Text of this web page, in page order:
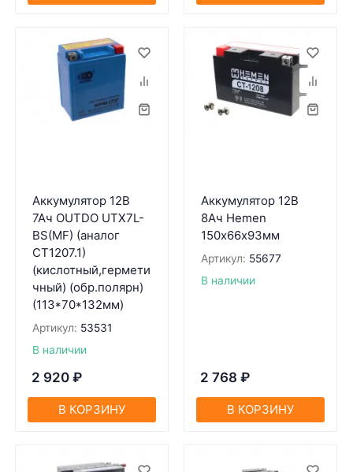
Аккумулятор 12В
7Ач OUTDO UTX7L-
BS(MF) (аналог
CT1207.1)
(кислотный,гермети
чный) (обр.полярн)
(113*70*132мм)
Артикул: 53531
В наличии
2 920 ₽
В КОРЗИНУ
Аккумулятор 12В
8Ач Hemen
150х66х93мм
Артикул: 55677
В наличии
2 768 ₽
В КОРЗИНУ